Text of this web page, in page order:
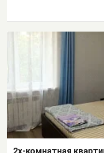
2х-комнатная